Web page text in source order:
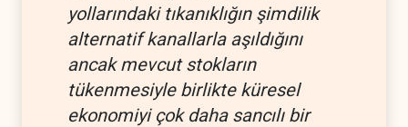
yollarındaki tıkanıklığın şimdilik
alternatif kanallarla aşıldığını
ancak mevcut stokların
tükenmesiyle birlikte küresel
ekonomiyi çok daha sancılı bir